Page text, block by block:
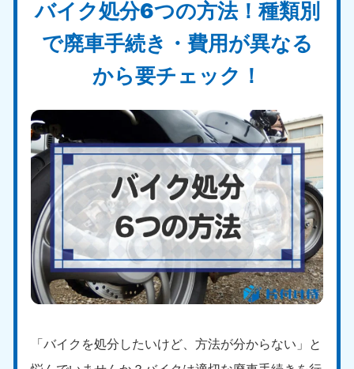
バイク処分6つの方法！種類別
で廃車手続き・費用が異なる
から要チェック！
「バイクを処分したいけど、方法が分からない」と